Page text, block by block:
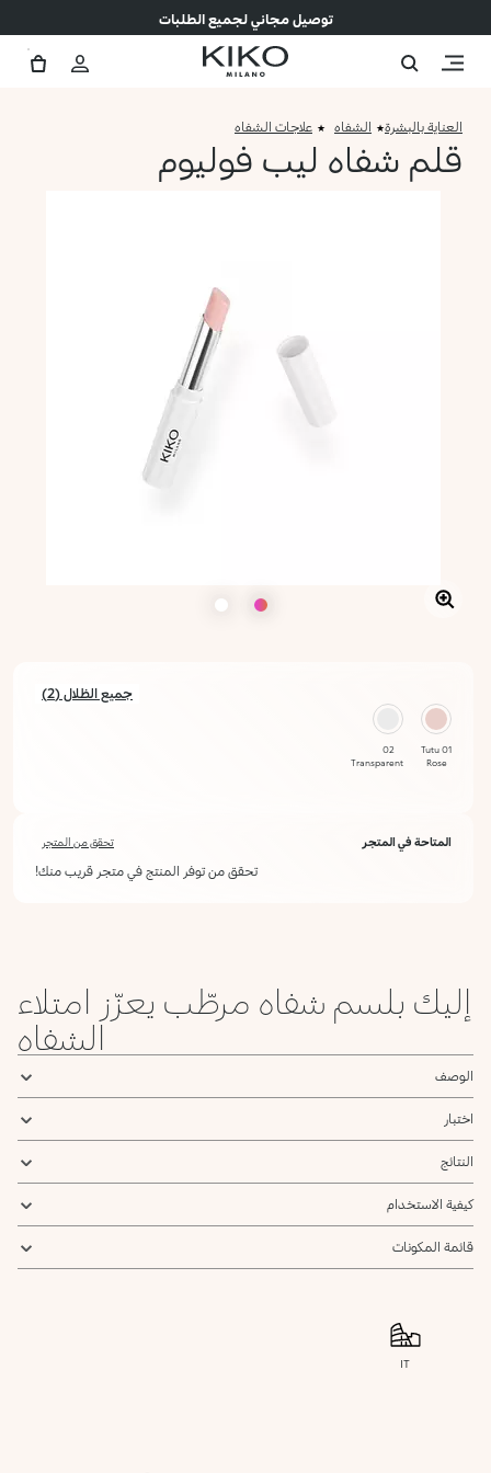
توصيل مجاني لجميع الطلبات
العناية بالبشرة الشفاه علاجات الشفاه
قلم شفاه ليب فوليوم
جميع الظلال (2)
01 Tutu
Rose
02
Transparent
المتاحة في المتجر تحقق من المتجر
تحقق من توفر المنتج في متجر قريب منك!
إليك بلسم شفاه مرطّب يعزّز امتلاء
الشفاه
الوصف
اختبار
النتائج
كيفية الاستخدام
قائمة المكونات
IT